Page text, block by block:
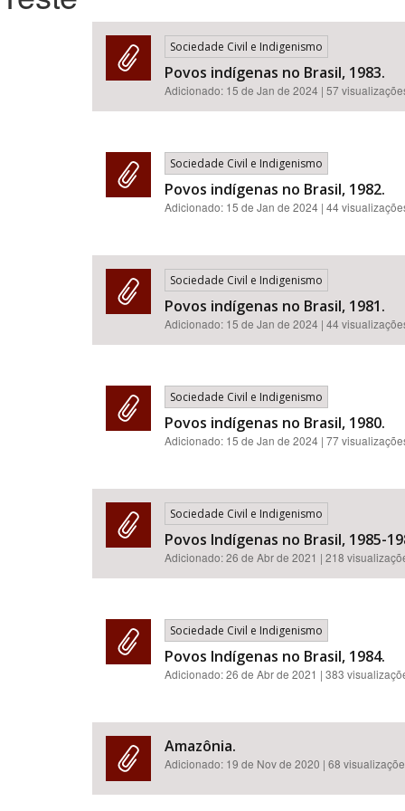
Área de Levantamento
Sociedade Civil e Indigenismo
Povos indígenas no Brasil, 1983.
Adicionado: 15 de Jan de 2024 | 57
Sociedade Civil e Indigenismo
Povos indígenas no Brasil, 1982.
Adicionado: 15 de Jan de 2024 | 44
Sociedade Civil e Indigenismo
Povos indígenas no Brasil, 1981.
Adicionado: 15 de Jan de 2024 | 44
Sociedade Civil e Indigenismo
Povos indígenas no Brasil, 1980.
Adicionado: 15 de Jan de 2024 | 77
Sociedade Civil e Indigenismo
Povos Indígenas no Brasil, 1985-
Adicionado:26 de Abr de 2021 | 218
Sociedade Civil e Indigenismo
Povos Indígenas no Brasil, 1984.
Adicionado:26 de Abr de 2021 | 383
Amazônia.
Adicionado: 19 de Nov de 2020 | 68